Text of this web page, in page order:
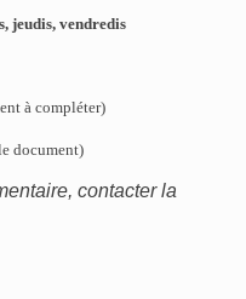
jeudis, vendredis
à compléter)
document)
contacter la